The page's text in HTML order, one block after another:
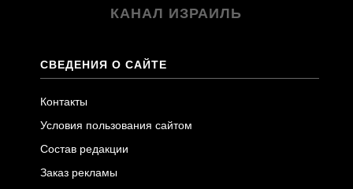
КАНАЛ ИЗРАИЛЬ
СВЕДЕНИЯ О САЙТЕ
Контакты
Условия пользования сайтом
Состав редакции
Заказ рекламы